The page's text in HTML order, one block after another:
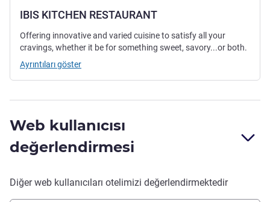
IBIS KITCHEN RESTAURANT
Offering innovative and varied cuisine to satisfy all your
cravings, whether it be for something sweet, savory...or both.
Ayrıntıları göster
Web kullanıcısı
değerlendirmesi
Diğer web kullanıcıları otelimizi değerlendirmektedir